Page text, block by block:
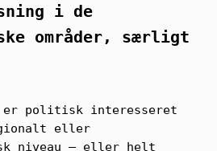
i de
områder, særligt
er politisk interesseret
eller
niveau – eller helt